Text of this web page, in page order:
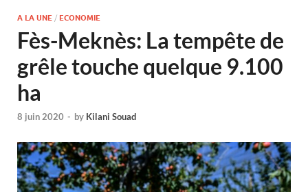
A LA UNE / ECONOMIE
Fès-Meknès: La tempête de
grêle touche quelque 9.100
ha
8 juin 2020 - by Kilani Souad